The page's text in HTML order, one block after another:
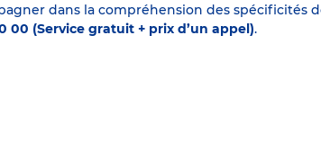
dans la compréhension des spécificités
00 (Service gratuit + prix d’un appel).